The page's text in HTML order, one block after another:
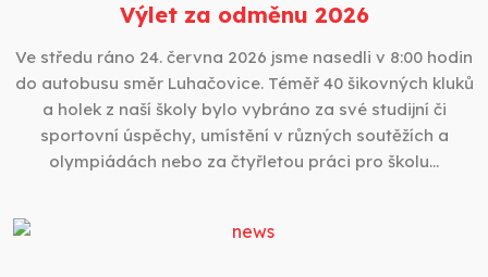
Výlet za odměnu 2026
Ve středu ráno 24. června 2026 jsme nasedli v 8:00 hodin
do autobusu směr Luhačovice. Téměř 40 šikovných kluků
a holek z naší školy bylo vybráno za své studijní či
sportovní úspěchy, umístění v různých soutěžích a
olympiádách nebo za čtyřletou práci pro školu…